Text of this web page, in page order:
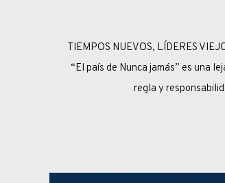
TIEMPOS NUEVOS, LÍDERES
“El país de Nunca jamás” es una
regla y